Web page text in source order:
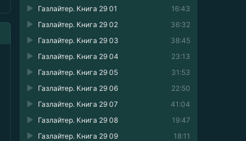
16:43
Газлайтер. Книга 29 01
36:32
Газлайтер. Книга 29 02
38:45
Газлайтер. Книга 29 03
23:13
Газлайтер. Книга 29 04
31:53
Газлайтер. Книга 29 05
22:50
Газлайтер. Книга 29 06
41:04
Газлайтер. Книга 29 07
19:47
Газлайтер. Книга 29 08
18:11
Газлайтер. Книга 29 09